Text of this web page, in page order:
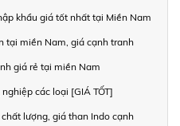
khẩu giá tốt nhất tại Miền Nam
tại miền Nam, giá cạnh tranh
giá rẻ tại miền Nam
các loại [GIÁ TỐT]
lượng, giá than Indo cạnh